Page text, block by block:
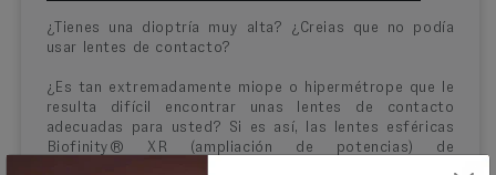
¿Tienes una dioptría muy alta? ¿Creias que no podía
usar lentes de contacto?
¿Es tan extremadamente miope o hipermétrope que le
resulta difícil encontrar unas lentes de contacto
adecuadas para usted? Si es así, las lentes esféricas
Biofinity® XR (ampliación de potencias) de